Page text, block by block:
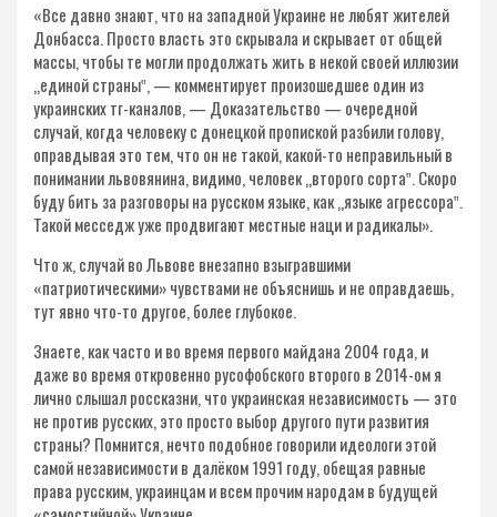
«Все давно знают, что на западной Украине не любят жителей
Донбасса. Просто власть это скрывала и скрывает от общей
массы, чтобы те могли продолжать жить в некой своей иллюзии
„единой страны‟, — комментирует произошедшее один из
украинских тг-каналов, — Доказательство — очередной
случай, когда человеку с донецкой пропиской разбили голову,
оправдывая это тем, что он не такой, какой-то неправильный в
понимании львовянина, видимо, человек „второго сорта‟. Скоро
буду бить за разговоры на русском языке, как „языке агрессора‟.
Такой месседж уже продвигают местные наци и радикалы».
Что ж, случай во Львове внезапно взыгравшими
«патриотическими» чувствами не объяснишь и не оправдаешь,
тут явно что-то другое, более глубокое.
Знаете, как часто и во время первого майдана 2004 года, и
даже во время откровенно русофобского второго в 2014-ом я
лично слышал россказни, что украинская независимость — это
не против русских, это просто выбор другого пути развития
страны? Помнится, нечто подобное говорили идеологи этой
самой независимости в далёком 1991 году, обещая равные
права русским, украинцам и всем прочим народам в будущей